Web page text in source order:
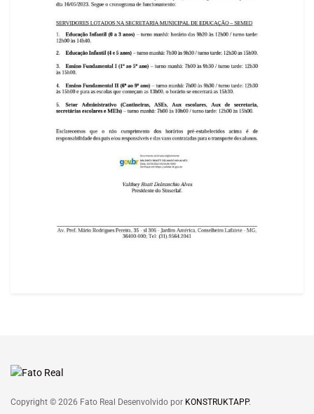
Copyright © 2026 Fato Real Desenvolvido por KONSTRUKTAPP.